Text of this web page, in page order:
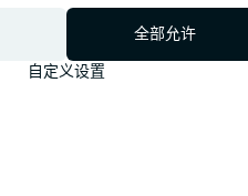
全部允许
自定义设置